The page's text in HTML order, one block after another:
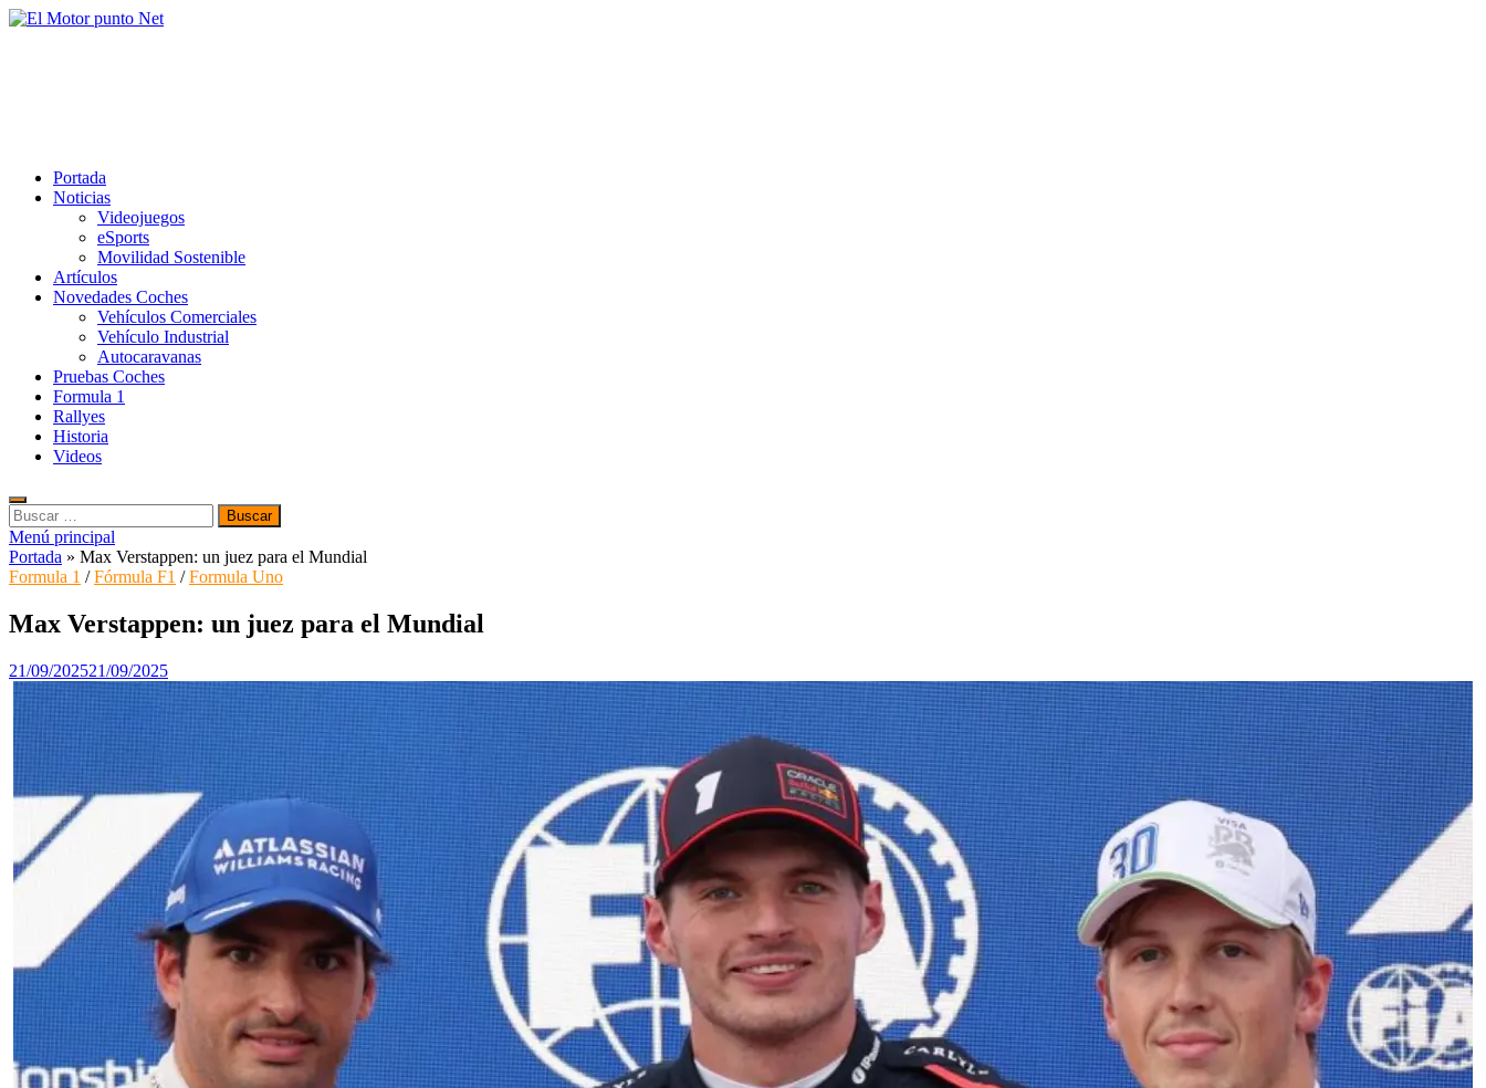
Saltar
Portada
Noticias
Videojuegos
eSports
Movilidad Sostenible
Artículos
Novedades Coches
Vehículos Comerciales
Vehículo Industrial
Autocaravanas
Pruebas Coches
Formula 1
Rallyes
Historia
Videos
Buscar:
Menú principal
Portada » Max Verstappen: un juez para el Mundial
Formula 1 /Fórmula F1 /Formula Uno
Max Verstappen: un juez para el Mundial
21/09/202521/09/2025